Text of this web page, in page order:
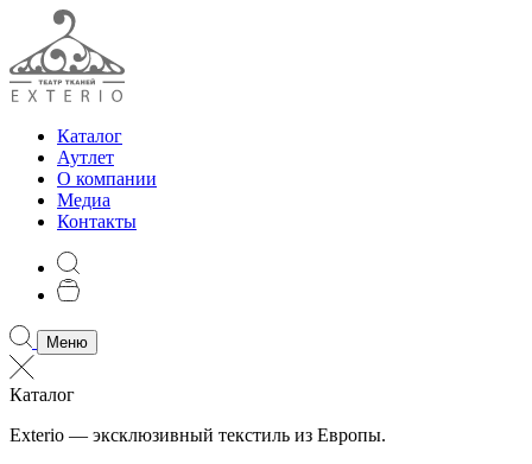
Каталог
Аутлет
О компании
Медиа
Контакты
Меню
Каталог
Exterio — эксклюзивный текстиль из Европы.